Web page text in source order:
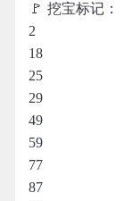
🚩 挖宝标记：
2
18
25
29
49
59
77
87